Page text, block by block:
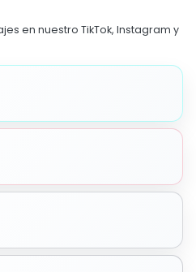
en nuestro TikTok, Instagram y